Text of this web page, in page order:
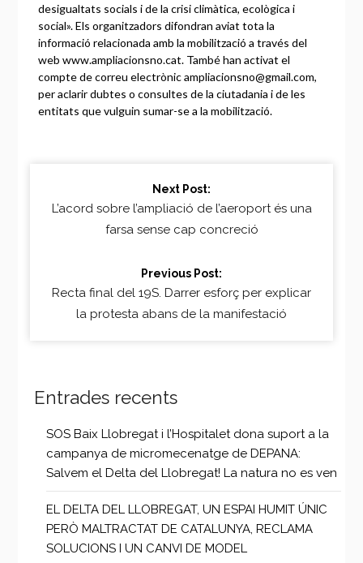
desigualtats socials i de la crisi climàtica, ecològica i
social». Els organitzadors difondran aviat tota la
informació relacionada amb la mobilització a través del
web www.ampliacionsno.cat. També han activat el
compte de correu electrònicampliacionsno@gmail.com,
per aclarir dubtes o consultes de la ciutadania i de les
entitats que vulguin sumar-se a la mobilització.
Reading
Next Post:
L’acord sobre l’ampliació de l’aeroport és una
farsa sense cap concreció
Previous Post:
Recta final del 19S. Darrer esforç per explicar
la protesta abans de la manifestació
Entrades recents
SOS Baix Llobregat i l’Hospitalet dona suport a la
campanya de micromecenatge de DEPANA:
Salvem el Delta del Llobregat! La natura no es ven
EL DELTA DEL LLOBREGAT, UN ESPAI HUMIT ÚNIC
PERÒ MALTRACTAT DE CATALUNYA, RECLAMA
SOLUCIONS I UN CANVI DE MODEL